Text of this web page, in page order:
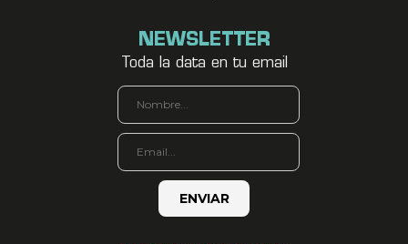
NEWSLETTER
Toda la data en tu email